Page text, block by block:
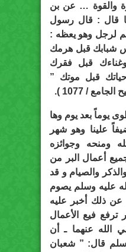
والقوة … عن بن
قال : قال رسول
لرجل وهو يعظه :
شبابك قبل هرمك
قبل فقرك
قبل موتك ”
/ 1077 ).
يوماً بعد يوم وها
علينا وهو شهر
ومنحه وجوائزه
أعمال البر من
والصيام و قد
عليه وسلم يصوم
عن ذلك أخبر عليه
ترفع فيع الأعمال
الله عنهما ـ أن
قال: ” شعبان